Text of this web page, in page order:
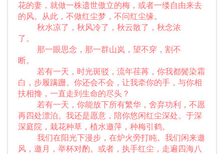
花的妻，就做一株遗世傲立的梅，或者一缕自由来去
的风。从此，不做红尘梦，不问红尘缘。
秋水凉了，秋风冷了，秋云散了，秋念浓
了。
那一眼思念，那一群山岚，望不穿，割不
断。
若有一天，时光斑驳，流年荏苒，你我都鬓染霜
白，步履蹒跚。你还会不会，让我牵你的手，与你相
扶相搀，一直走到生命的尽头？
若有一天，你能放下所有繁华，舍弃功利，不愿
再四处漂泊。我还是愿意，陪你悠闲红尘深处。于深
深庭院，栽花种草，植水邀萍，种梅引鹤。
我们在阳光下漫步，在炉火旁打盹。我们闲来邀
风，邀月，举杯对酌。或者，执手红尘，走遍四海八